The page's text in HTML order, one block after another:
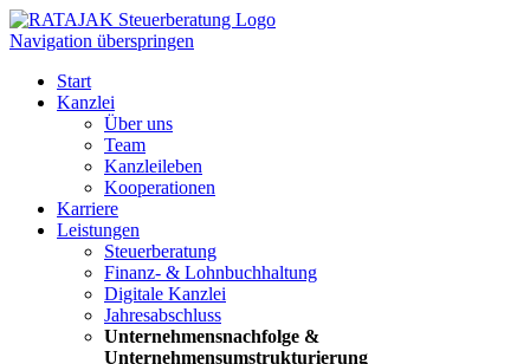
Navigation überspringen
Start
Kanzlei
Über uns
Team
Kanzleileben
Kooperationen
Karriere
Leistungen
Steuerberatung
Finanz- & Lohnbuchhaltung
Digitale Kanzlei
Jahresabschluss
Unternehmensnachfolge &
Unternehmensumstrukturierung